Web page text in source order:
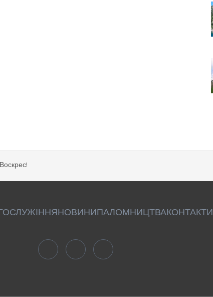
НОВИНИПАЛОМНИЦТВАКОНТАКТИ